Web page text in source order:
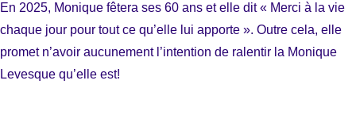
En 2025, Monique fêtera ses 60 ans et elle dit « Merci à la vie
chaque jour pour tout ce qu’elle lui apporte ». Outre cela, elle
promet n’avoir aucunement l’intention de ralentir la Monique
Levesque qu’elle est!